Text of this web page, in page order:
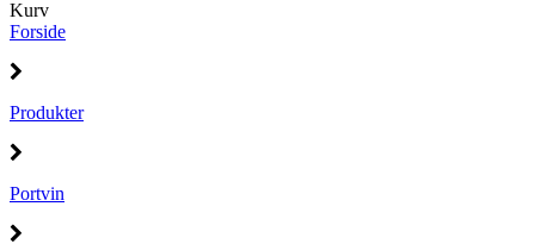
Kurv
Forside
Produkter
Portvin